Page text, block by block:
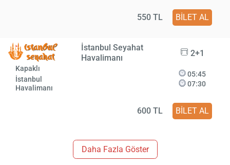
550 TL BİLET AL
İstanbul Seyahat
Havalimanı
2+1
Kapaklı
İstanbul
Havalimanı
05:45
07:30
600 TL BİLET AL
Daha Fazla Göster